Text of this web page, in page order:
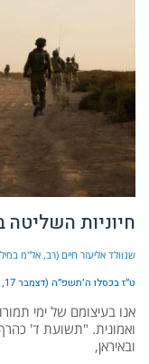
חיוניות
שנוולד אליעזר חיים (רב, אל"מ
ט״ז בכסלו ה׳תשפ״ה (דצמבר 17, 2024)
אנו בעיצומם של ימי
ואמונית. "תשועת ד'
ובאיראן,